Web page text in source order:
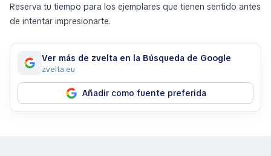
Reserva tu tiempo para los ejemplares que tienen sentido antes
de intentar impresionarte.
Ver más de zvelta en la Búsqueda de Google
zvelta.eu
Añadir como fuente preferida